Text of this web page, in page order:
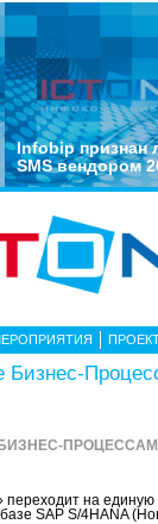
Infobip признан
SMS вендором
Бизнес-
переходит на
SAP S/4HANA